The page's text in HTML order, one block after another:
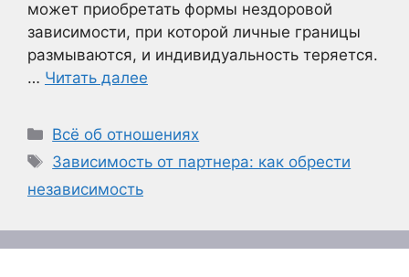
может приобретать формы нездоровой
зависимости, при которой личные границы
размываются, и индивидуальность теряется.
… Читать далее
Рубрики
Всё об отношениях
Метки
Зависимость от партнера: как обрести
независимость